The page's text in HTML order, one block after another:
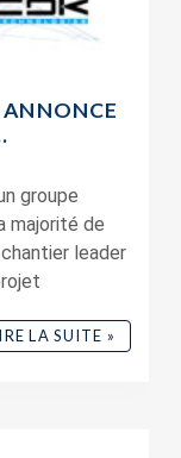
groupe
majorité de
leader
LA SUITE »